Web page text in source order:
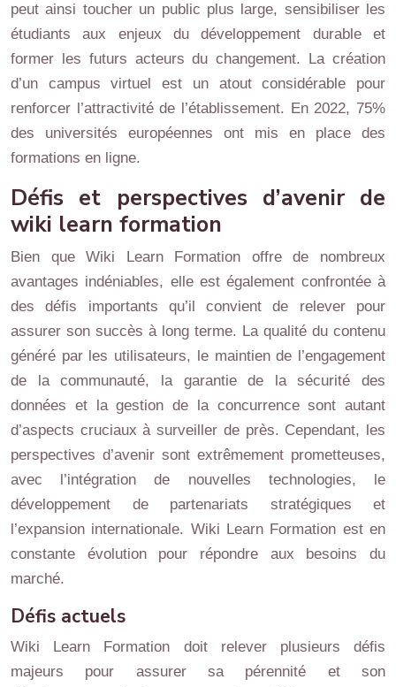
peut ainsi toucher un public plus large, sensibiliser les
étudiants aux enjeux du développement durable et
former les futurs acteurs du changement. La création
d’un campus virtuel est un atout considérable pour
renforcer l’attractivité de l’établissement. En 2022, 75%
des universités européennes ont mis en place des
formations en ligne.
Défis et perspectives d’avenir de
wiki learn formation
Bien que Wiki Learn Formation offre de nombreux
avantages indéniables, elle est également confrontée à
des défis importants qu’il convient de relever pour
assurer son succès à long terme. La qualité du contenu
généré par les utilisateurs, le maintien de l’engagement
de la communauté, la garantie de la sécurité des
données et la gestion de la concurrence sont autant
d’aspects cruciaux à surveiller de près. Cependant, les
perspectives d’avenir sont extrêmement prometteuses,
avec l’intégration de nouvelles technologies, le
développement de partenariats stratégiques et
l’expansion internationale. Wiki Learn Formation est en
constante évolution pour répondre aux besoins du
marché.
Défis actuels
Wiki Learn Formation doit relever plusieurs défis
majeurs pour assurer sa pérennité et son